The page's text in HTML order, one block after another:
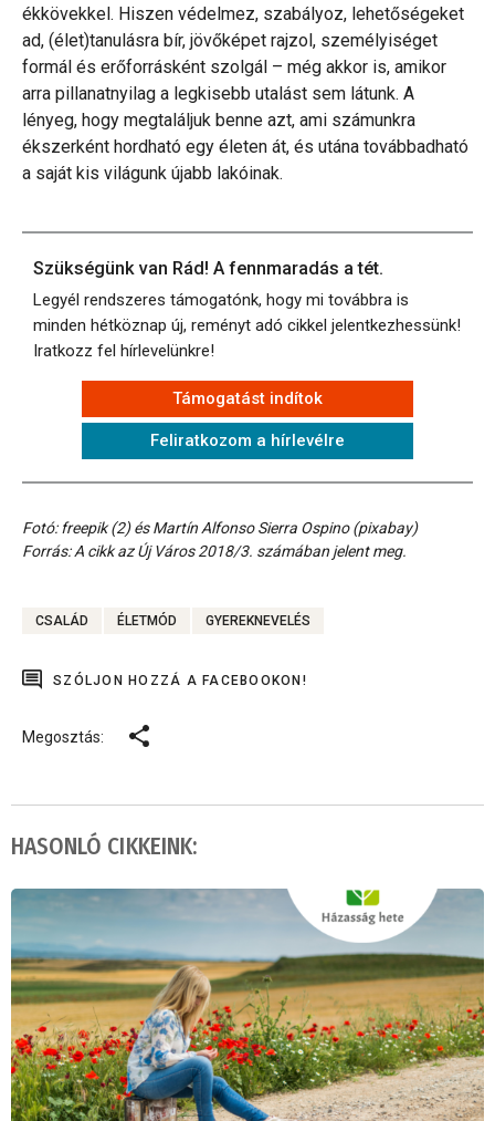
ékkövekkel. Hiszen védelmez, szabályoz, lehetőségeket
ad, (élet)tanulásra bír, jövőképet rajzol, személyiséget
formál és erőforrásként szolgál – még akkor is, amikor
arra pillanatnyilag a legkisebb utalást sem látunk. A
lényeg, hogy megtaláljuk benne azt, ami számunkra
ékszerként hordható egy életen át, és utána továbbadható
a saját kis világunk újabb lakóinak.
Szükségünk van Rád! A fennmaradás a tét.
Legyél rendszeres támogatónk, hogy mi továbbra is
minden hétköznap új, reményt adó cikkel jelentkezhessünk!
Iratkozz fel hírlevelünkre!
Támogatást indítok
Feliratkozom a hírlevélre
Fotó: freepik (2) és Martín Alfonso Sierra Ospino (pixabay)
Forrás: A cikk az Új Város 2018/3. számában jelent meg.
CSALÁD ÉLETMÓD GYEREKNEVELÉS
SZÓLJON HOZZÁ A FACEBOOKON!
Megosztás:
HASONLÓ CIKKEINK: